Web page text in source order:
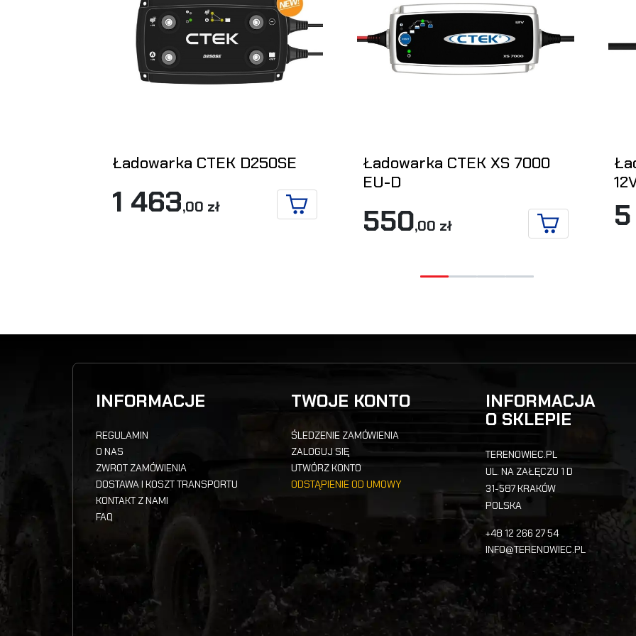
Ładowarka CTEK D250SE
1 463,00 zł
DO KOSZYKA
Ładowarka CTEK XS 7000
EU-D
550,00 zł
DO KOSZYKA
INFORMACJE
REGULAMIN
O NAS
ZWROT ZAMÓWIENIA
DOSTAWA I KOSZT TRANSPORTU
KONTAKT Z NAMI
FAQ
TWOJE KONTO
ŚLEDZENIE ZAMÓWIENIA
ZALOGUJ SIĘ
UTWÓRZ KONTO
ODSTĄPIENIE OD UMOWY
INFORMACJA
O SKLEPIE
TERENOWIEC.PL
UL. NA ZAŁĘCZU 1 D
31-587 KRAKÓW
POLSKA
+48 12 266 27 54
INFO@TERENOWIEC.PL